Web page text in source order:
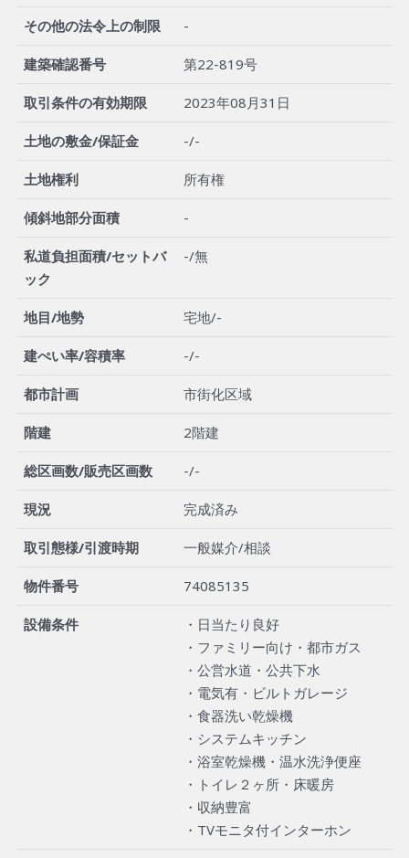
その他の法令上の制限 -
建築確認番号 第22-819号
取引条件の有効期限 2023年08月31日
土地の敷金/保証金 -/-
土地権利 所有権
傾斜地部分面積 -
私道負担面積/セットバ
ック
-/無
地目/地勢 宅地/-
建ぺい率/容積率 -/-
都市計画 市街化区域
階建 2階建
総区画数/販売区画数 -/-
現況 完成済み
取引態様/引渡時期 一般媒介/相談
物件番号 74085135
設備条件
・日当たり良好
・ファミリー向け・都市ガス
・公営水道・公共下水
・電気有・ビルトガレージ
・食器洗い乾燥機
・システムキッチン
・浴室乾燥機・温水洗浄便座
・トイレ２ヶ所・床暖房
・収納豊富
・TVモニタ付インターホン